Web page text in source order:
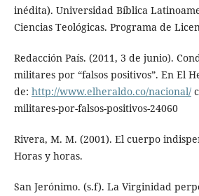
inédita). Universidad Bíblica
Ciencias Teológicas. Programa de
Redacción País. (2011, 3 de junio).
militares por “falsos positivos”. En El
de: http://www.elheraldo.co/nacional/
militares-por-falsos-positivos-24060
Rivera, M. M. (2001). El cuerpo
Horas y horas.
San Jerónimo. (s.f). La Virginidad